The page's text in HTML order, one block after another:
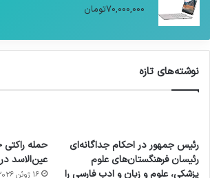
70,000,000تومان
نوشته‌های تازه
رئیس جمهور در احکام جداگانه‌ای
رئیسان فرهنگستان‌های علوم
پزشکی، علوم و زبان و ادب فارسی را
حمله راکتی
عین‌الاسد
16 ژوئن 2026